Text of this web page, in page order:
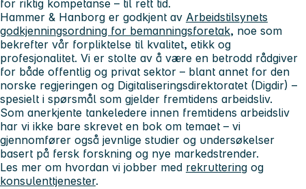
for riktig kompetanse – til rett tid.
Hammer & Hanborg er godkjent av Arbeidstilsynets
godkjenningsordning for bemanningsforetak, noe som
bekrefter vår forpliktelse til kvalitet, etikk og
profesjonalitet. Vi er stolte av å være en betrodd rådgiver
for både offentlig og privat sektor – blant annet for den
norske regjeringen og Digitaliseringsdirektoratet (Digdir) –
spesielt i spørsmål som gjelder fremtidens arbeidsliv.
Som anerkjente tankeledere innen fremtidens arbeidsliv
har vi ikke bare skrevet en bok om temaet – vi
gjennomfører også jevnlige studier og undersøkelser
basert på fersk forskning og nye markedstrender.
Les mer om hvordan vi jobber med rekruttering og
konsulenttjenester.